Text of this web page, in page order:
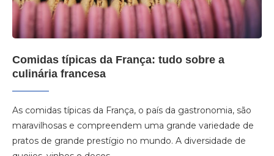
Comidas típicas da França: tudo sobre a
culinária francesa
As comidas típicas da França, o país da gastronomia, são
maravilhosas e compreendem uma grande variedade de
pratos de grande prestígio no mundo. A diversidade de